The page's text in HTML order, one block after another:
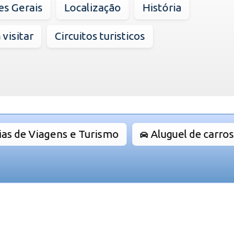
Gerais Localização História
visitar Circuitos turisticos
de Viagens e Turismo Aluguel de carros